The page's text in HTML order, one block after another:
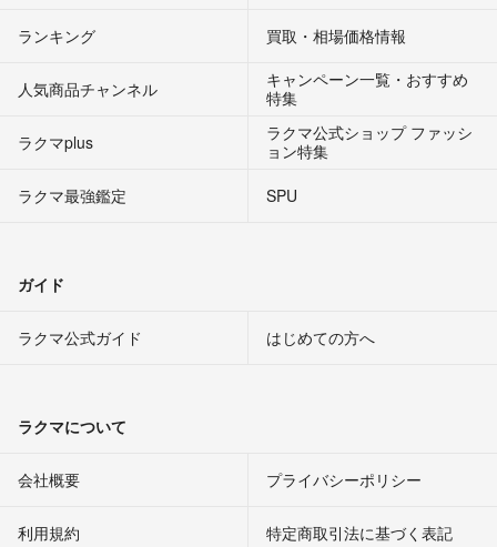
ランキング 買取・相場価格情報
人気商品チャンネル
キャンペーン一覧・おすすめ
特集
ラクマplus
ラクマ公式ショップ ファッシ
ョン特集
ラクマ最強鑑定
SPU
ガイド
ラクマ公式ガイド はじめての方へ
ラクマについて
会社概要 プライバシーポリシー
利用規約 特定商取引法に基づく表記